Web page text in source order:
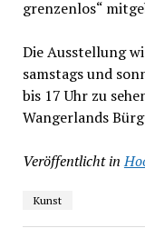
grenzenlos“
Die Ausstellung
samstags und
bis 17 Uhr zu
Wangerlands
Veröffentlicht in
Kunst